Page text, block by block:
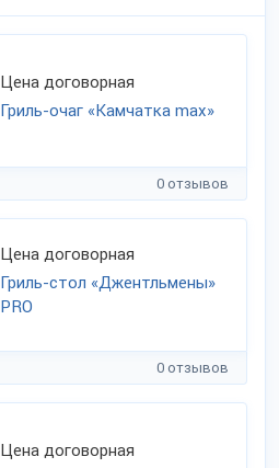
Цена договорная
Гриль-очаг «Камчатка max»
0 отзывов
Цена договорная
Гриль-стол «Джентльмены»
PRO
0 отзывов
Цена договорная